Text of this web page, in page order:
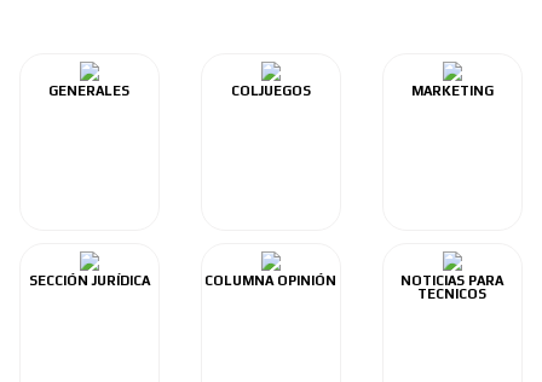
GENERALES COLJUEGOS MARKETING
SECCIÓN JURÍDICA COLUMNA OPINIÓN
NOTICIAS PARA
TECNICOS